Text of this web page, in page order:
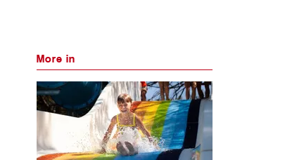
More in